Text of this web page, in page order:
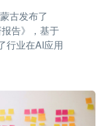
古发布了
告》，基于
行业在AI应用